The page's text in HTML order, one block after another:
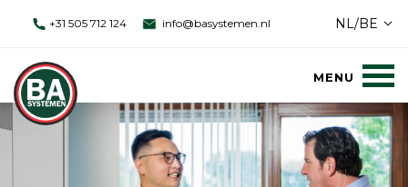
+31 505 712 124 info@basystemen.nl NL/BE